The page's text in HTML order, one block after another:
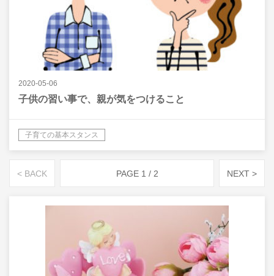
2020-05-06
子供の習い事で、親が気をつけること
子育ての基本スタンス
< BACK PAGE 1 / 2 NEXT >